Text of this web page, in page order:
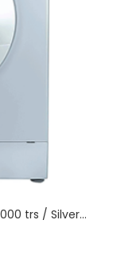
trs / Silver /